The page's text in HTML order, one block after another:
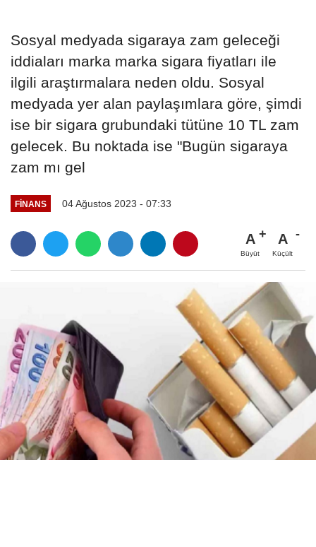
Sosyal medyada sigaraya zam geleceği
iddiaları marka marka sigara fiyatları ile
ilgili araştırmalara neden oldu. Sosyal
medyada yer alan paylaşımlara göre, şimdi
ise bir sigara grubundaki tütüne 10 TL zam
gelecek. Bu noktada ise "Bugün sigaraya
zam mı gel
FINANS 04 Ağustos 2023 - 07:33
A
Büyüt
A
Küçült